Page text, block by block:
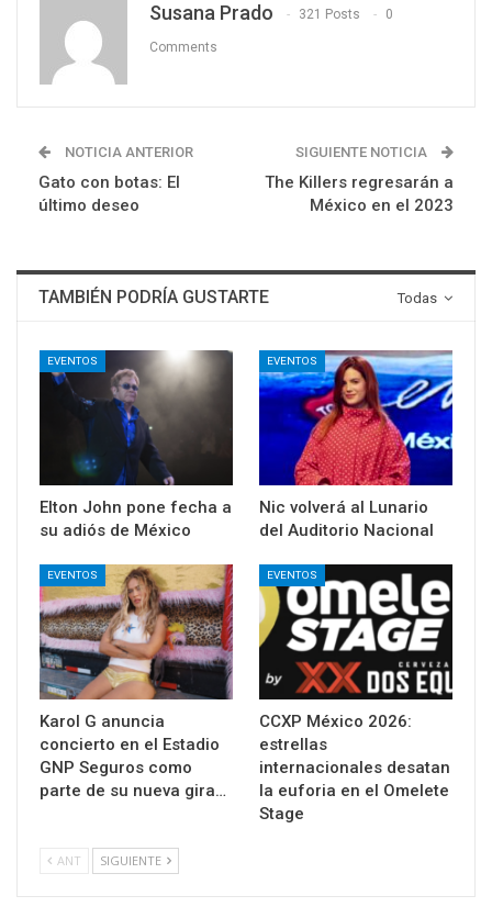
Susana Prado 321 Posts 0
Comments
NOTICIA ANTERIOR
Gato con botas: El
último deseo
SIGUIENTE NOTICIA
The Killers regresarán a
México en el 2023
Todas
TAMBIÉN PODRÍA GUSTARTE
EVENTOS
Elton John pone fecha a
su adiós de México
EVENTOS
Nic volverá al Lunario
del Auditorio Nacional
EVENTOS
Karol G anuncia
concierto en el Estadio
GNP Seguros como
parte de su nueva gira…
EVENTOS
CCXP México 2026:
estrellas
internacionales desatan
la euforia en el Omelete
Stage
ANT SIGUIENTE